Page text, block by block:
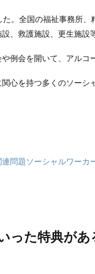
。全国の福祉事務所
、救護施設、更生施
例会を開いて、アル
心を持つ多くのソー
問題ソーシャルワーカ
った特典があ